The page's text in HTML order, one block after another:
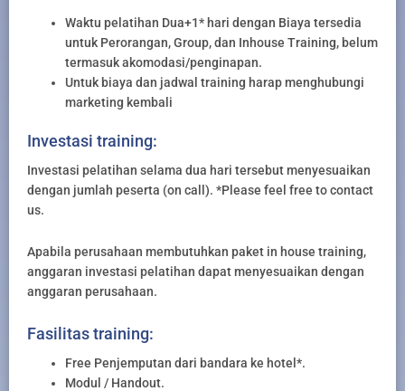
Waktu pelatihan Dua+1* hari dengan Biaya tersedia
untuk Perorangan, Group, dan Inhouse Training, belum
termasuk akomodasi/penginapan.
Untuk biaya dan jadwal training harap menghubungi
marketing kembali
Investasi training:
Investasi pelatihan selama dua hari tersebut menyesuaikan
dengan jumlah peserta (on call). *Please feel free to contact
us.
Apabila perusahaan membutuhkan paket in house training,
anggaran investasi pelatihan dapat menyesuaikan dengan
anggaran perusahaan.
Fasilitas training:
Free Penjemputan dari bandara ke hotel*.
Modul / Handout.